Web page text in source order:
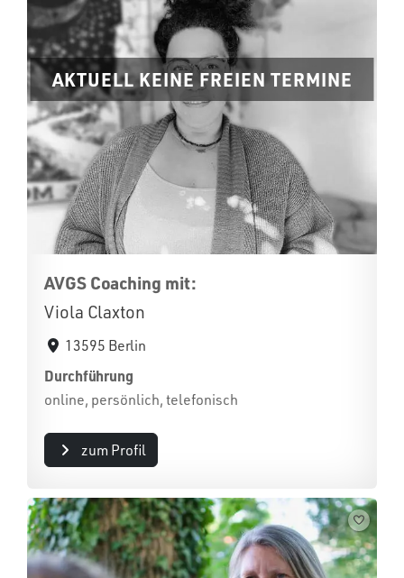
AKTUELL KEINE FREIEN TERMINE
AVGS Coaching mit:
Viola Claxton
13595 Berlin
Durchführung
online, persönlich, telefonisch
zum Profil